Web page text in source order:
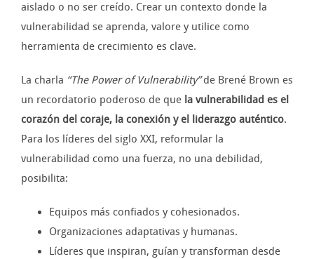
aislado o no ser creído. Crear un contexto donde la
vulnerabilidad se aprenda, valore y utilice como
herramienta de crecimiento es clave.
La charla “The Power of Vulnerability”de Brené Brown es
un recordatorio poderoso de que la vulnerabilidad es el
corazón del coraje, la conexión y el liderazgo auténtico.
Para los líderes del siglo XXI, reformular la
vulnerabilidad como una fuerza, no una debilidad,
posibilita:
Equipos más confiados y cohesionados.
Organizaciones adaptativas y humanas.
Líderes que inspiran, guían y transforman desde